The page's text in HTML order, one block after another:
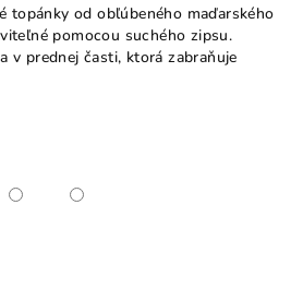
topánky od obľúbeného maďarského
pomocou suchého zipsu.
v prednej časti, ktorá zabraňuje